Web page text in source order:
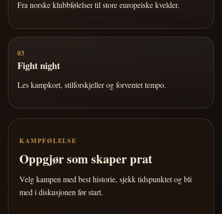
Fra norske klubbfølelser til store europeiske kvelder.
03
Fight night
Les kampkort, stilforskjeller og forventet tempo.
KAMPFØLELSE
Oppgjør som skaper prat
Velg kampen med best historie, sjekk tidspunktet og bli
med i diskusjonen før start.